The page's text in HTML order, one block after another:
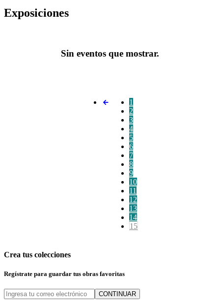
Exposiciones
Sin eventos que mostrar.
1
2
3
4
5
6
7
8
9
10
11
12
13
14
15
Crea tus colecciones
Regístrate para guardar tus obras favoritas
CONTINUAR